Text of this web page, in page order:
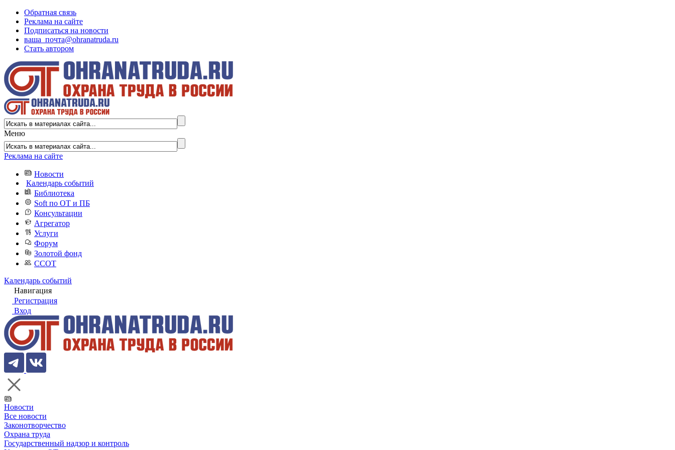
Обратная связь
Реклама на сайте
Подписаться на новости
ваша_почта@ohranatruda.ru
Стать автором
Меню
Реклама на сайте
Новости
Календарь событий
Библиотека
Soft по ОТ и ПБ
Консультации
Агрегатор
Услуги
Форум
Золотой фонд
ССОТ
Календарь событий
Навигация
Регистрация
Вход
Новости
Все новости
Законотворчество
Охрана труда
Государственный надзор и контроль